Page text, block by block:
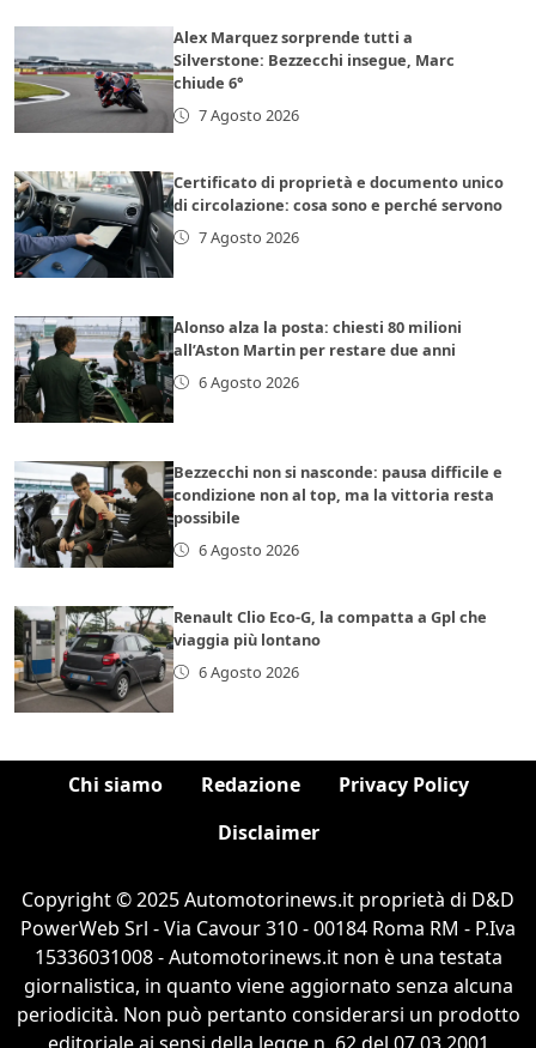
Alex Marquez sorprende tutti a
Silverstone: Bezzecchi insegue, Marc
chiude 6°
7 Agosto 2026
Certificato di proprietà e documento unico
di circolazione: cosa sono e perché servono
7 Agosto 2026
Alonso alza la posta: chiesti 80 milioni
all’Aston Martin per restare due anni
6 Agosto 2026
Bezzecchi non si nasconde: pausa difficile e
condizione non al top, ma la vittoria resta
possibile
6 Agosto 2026
Renault Clio Eco-G, la compatta a Gpl che
viaggia più lontano
6 Agosto 2026
Chi siamo Redazione
Privacy Policy
Disclaimer
Copyright © 2025 Automotorinews.it proprietà di D&D
PowerWeb Srl - Via Cavour 310 - 00184 Roma RM - P.Iva
15336031008 - Automotorinews.it non è una testata
giornalistica, in quanto viene aggiornato senza alcuna
periodicità. Non può pertanto considerarsi un prodotto